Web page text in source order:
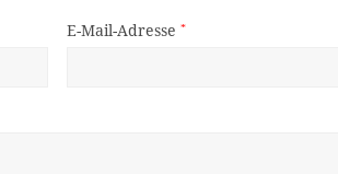
E-Mail-Adresse *